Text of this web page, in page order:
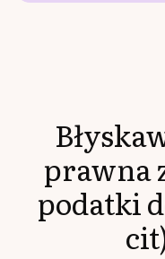
prawna
podatki